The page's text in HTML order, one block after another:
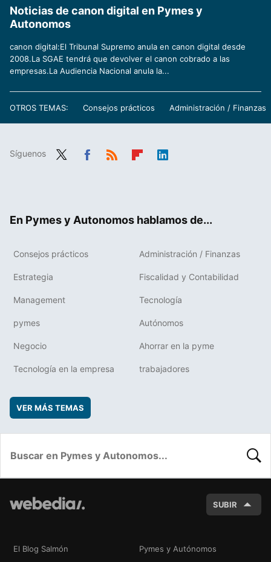
Noticias de canon digital en Pymes y
Autonomos
canon digital:El Tribunal Supremo anula en canon digital desde
2008.La SGAE tendrá que devolver el canon cobrado a las
empresas.La Audiencia Nacional anula la...
OTROS TEMAS: Consejos prácticos Administración / Finanzas
Síguenos
En Pymes y Autonomos hablamos de...
Consejos prácticos Administración / Finanzas
Estrategia Fiscalidad y Contabilidad
Management Tecnología
pymes Autónomos
Negocio Ahorrar en la pyme
Tecnología en la empresa trabajadores
VER MÁS TEMAS
SUBIR
El Blog Salmón Pymes y Autónomos